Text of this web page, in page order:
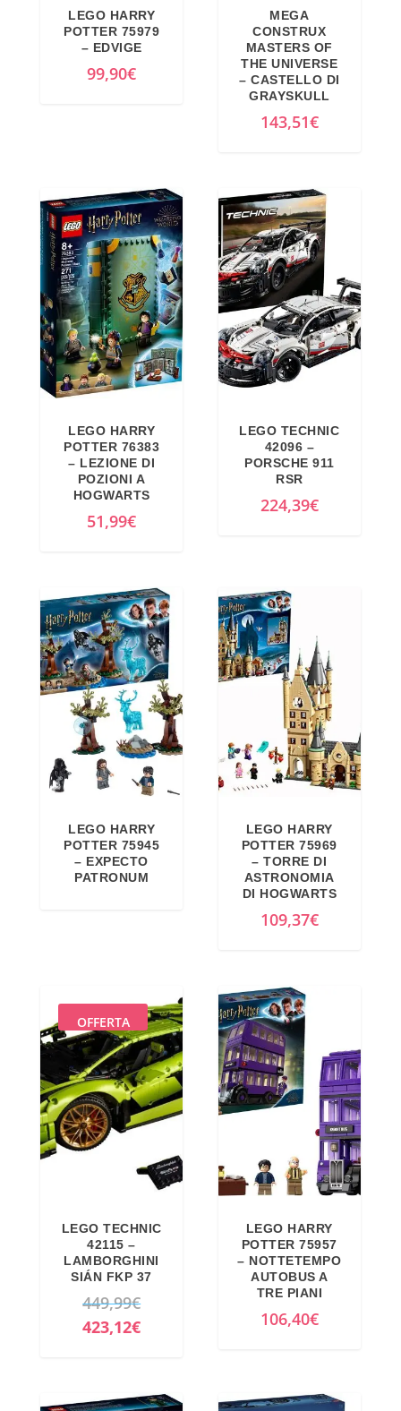
LEGO HARRY
POTTER 75979
– EDVIGE
99,90€
MEGA
CONSTRUX
MASTERS OF
THE UNIVERSE
– CASTELLO DI
GRAYSKULL
143,51€
LEGO HARRY
POTTER 76383
– LEZIONE DI
POZIONI A
HOGWARTS
51,99€
LEGO TECHNIC
42096 –
PORSCHE 911
RSR
224,39€
LEGO HARRY
POTTER 75945
– EXPECTO
PATRONUM
LEGO HARRY
POTTER 75969
– TORRE DI
ASTRONOMIA
DI HOGWARTS
109,37€
OFFERTA
LEGO TECHNIC
42115 –
LAMBORGHINI
SIÁN FKP 37
449,99€I
l
e
423,12€I
r
LEGO HARRY
POTTER 75957
– NOTTETEMPO
AUTOBUS A
TRE PIANI
106,40€